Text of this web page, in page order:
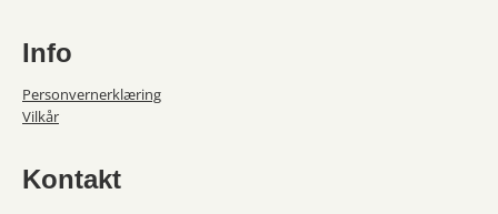
Info
Personvernerklæring
Vilkår
Kontakt